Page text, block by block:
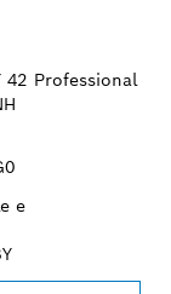
42 Professional
e